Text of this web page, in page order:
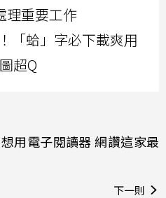
理重要工作
「蛤」字必下載爽用
超Q
用電子閱讀器 網讚這家最
下一則